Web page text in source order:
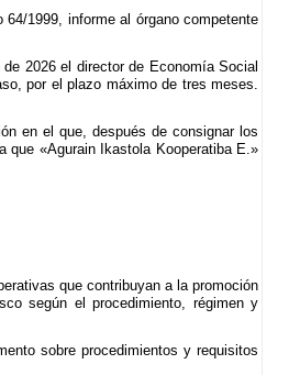
1999, informe al órgano competente
2026 el director de Economía Social
por el plazo máximo de tres meses.
en el que, después de consignar los
que «Agurain Ikastola Kooperatiba E.»
que contribuyan a la promoción
según el procedimiento, régimen y
sobre procedimientos y requisitos